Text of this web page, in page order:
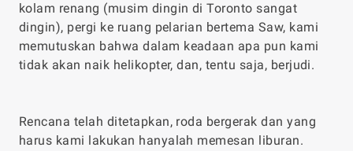
kolam renang (musim dingin di Toronto sangat
dingin), pergi ke ruang pelarian bertema Saw, kami
memutuskan bahwa dalam keadaan apa pun kami
tidak akan naik helikopter, dan, tentu saja, berjudi.
Rencana telah ditetapkan, roda bergerak dan yang
harus kami lakukan hanyalah memesan liburan.